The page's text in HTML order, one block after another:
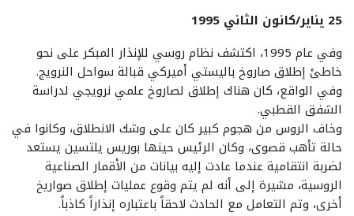
25 يناير/كانون الثاني 1995
وفي عام 1995، اكتشف نظام روسي للإنذار المبكر على نحو
خاطئ إطلاق صاروخ باليستي أميركي قبالة سواحل النرويج.
وفي الواقع، كان هناك إطلاق لصاروخ علمي نرويجي لدراسة
الشفق القطبي.
وخاف الروس من هجوم كبير كان على وشك الانطلاق، وكانوا في
حالة تأهب قصوى، وكان الرئيس حينها بوريس يلتسين يستعد
لضربة انتقامية عندما عادت إليه بيانات من الأقمار الصناعية
الروسية، مشيرة إلى أنه لم يتم وقوع عمليات إطلاق صواريخ
أخرى، وتم التعامل مع الحادث لاحقاً باعتباره إنذاراً كاذباً.